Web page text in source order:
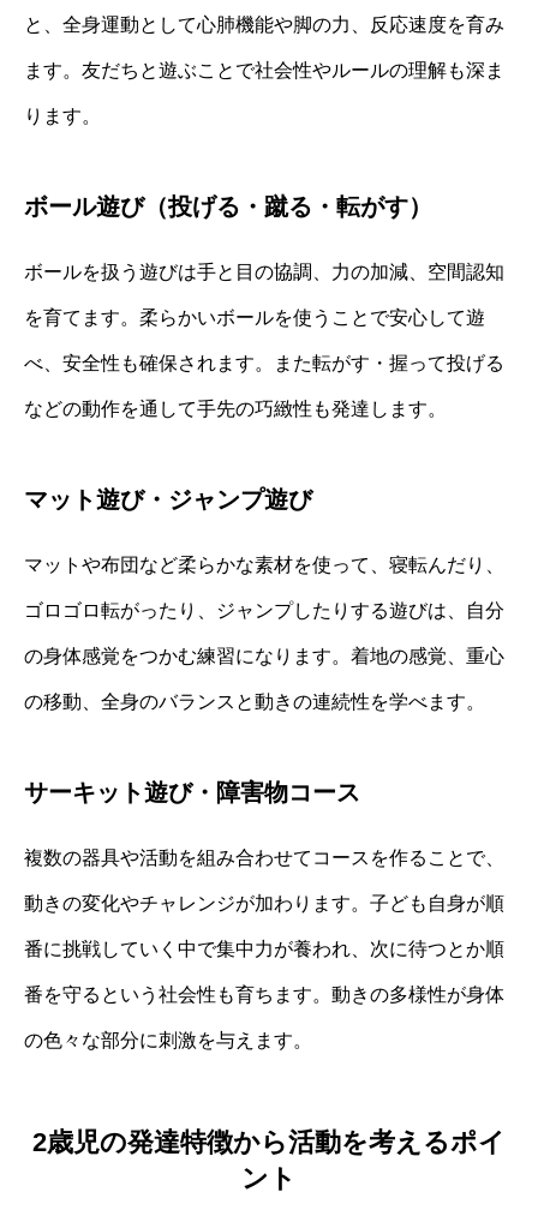
と、全身運動として心肺機能や脚の力、反応速度を育み
ます。友だちと遊ぶことで社会性やルールの理解も深ま
ります。
ボール遊び（投げる・蹴る・転がす）
ボールを扱う遊びは手と目の協調、力の加減、空間認知
を育てます。柔らかいボールを使うことで安心して遊
べ、安全性も確保されます。また転がす・握って投げる
などの動作を通して手先の巧緻性も発達します。
マット遊び・ジャンプ遊び
マットや布団など柔らかな素材を使って、寝転んだり、
ゴロゴロ転がったり、ジャンプしたりする遊びは、自分
の身体感覚をつかむ練習になります。着地の感覚、重心
の移動、全身のバランスと動きの連続性を学べます。
サーキット遊び・障害物コース
複数の器具や活動を組み合わせてコースを作ることで、
動きの変化やチャレンジが加わります。子ども自身が順
番に挑戦していく中で集中力が養われ、次に待つとか順
番を守るという社会性も育ちます。動きの多様性が身体
の色々な部分に刺激を与えます。
2歳児の発達特徴から活動を考えるポイ
ント